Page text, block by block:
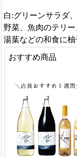
白:グリーンサラダ
野菜、魚肉のテリ
湯葉などの和食に柚
おすすめ商品